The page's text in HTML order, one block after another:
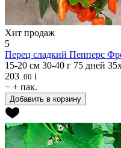
Хит продаж
5
Перец сладкий Пепперс
15-20 см 30-40 г 75 дней
203 .00 i
− + пак.
Добавить в корзину